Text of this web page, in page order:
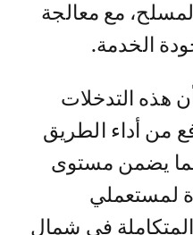
مع معالجة
الخدمة.
هذه التدخلات
من أداء الطريق
مما يضمن مستوى
لمستعملي
المتكاملة في شمال